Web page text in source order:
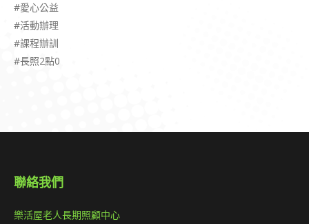
#愛心公益
#活動辦理
#課程辦訓
#長照2點0
聯絡我們
樂活屋老人長期照顧中心